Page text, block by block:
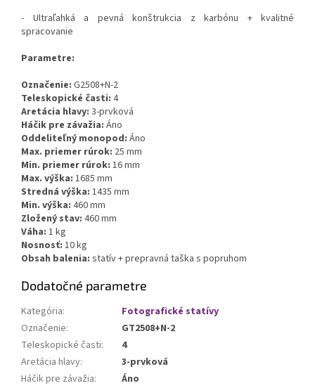
- Ultraľahká a pevná konštrukcia z karbónu + kvalitné
spracovanie
Parametre:
Označenie: G2508+N-2
Teleskopické časti: 4
Aretácia hlavy: 3-prvková
Háčik pre závažia: Áno
Oddeliteľný monopod: Áno
Max. priemer rúrok: 25 mm
Min. priemer rúrok: 16 mm
Max. výška: 1685 mm
Stredná výška: 1435 mm
Min. výška: 460 mm
Zložený stav: 460 mm
Váha: 1 kg
Nosnosť: 10 kg
Obsah balenia: statív + prepravná taška s popruhom
Dodatočné parametre
Kategória:
Fotografické statívy
Označenie:
GT2508+N-2
Teleskopické časti:
4
Aretácia hlavy:
3-prvková
Háčik pre závažia:
Áno